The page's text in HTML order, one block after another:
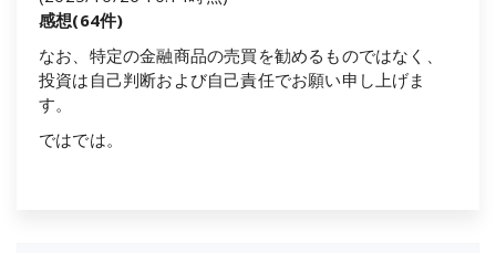
感想(64件)
なお、特定の金融商品の売買を勧めるものではなく、
投資は自己判断および自己責任でお願い申し上げま
す。
ではでは。